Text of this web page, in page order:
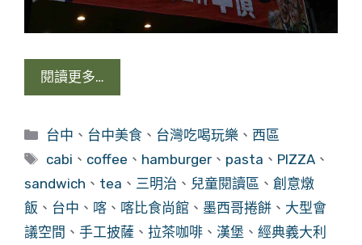
閱讀更多…
分
台中 、 台中美食 、 台灣吃喝玩樂 、 西區
標
籤
cabi 、 coffee 、 hamburger 、 pasta 、 PIZZA 、
sandwich 、 tea 、 三明治 、 兒童閱讀區 、 創意燉
飯 、 台中 、 喀 、 喀比食尚館 、 墨西哥捲餅 、 大型會
議空間 、 手工披薩 、 拉茶咖啡 、 漢堡 、 經典義大利